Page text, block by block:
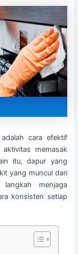
cara efektif
memasak
itu, dapur yang
yang muncul dari
menjaga
konsisten setiap